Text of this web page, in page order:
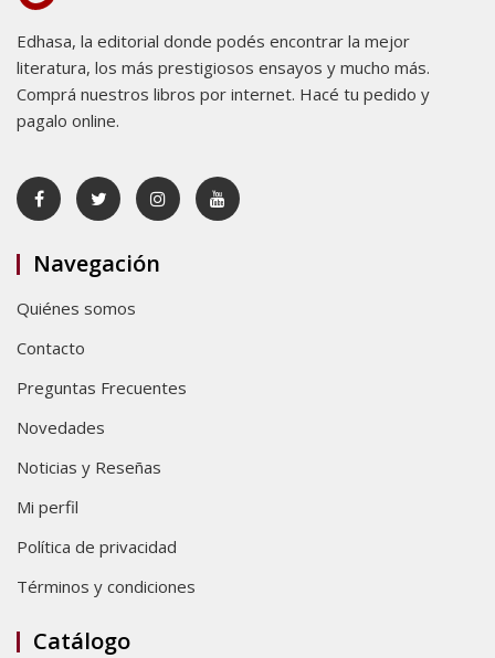
Edhasa, la editorial donde podés encontrar la mejor
literatura, los más prestigiosos ensayos y mucho más.
Comprá nuestros libros por internet. Hacé tu pedido y
pagalo online.
Navegación
Quiénes somos
Contacto
Preguntas Frecuentes
Novedades
Noticias y Reseñas
Mi perfil
Política de privacidad
Términos y condiciones
Catálogo